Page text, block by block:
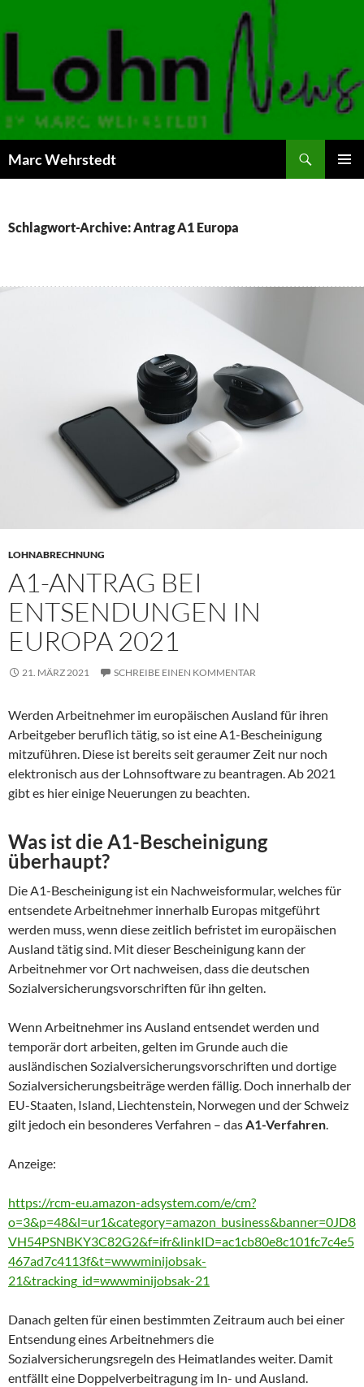
Marc Wehrstedt
Schlagwort-Archive: Antrag A1 Europa
LOHNABRECHNUNG
A1-ANTRAG BEI
ENTSENDUNGEN IN
EUROPA 2021
21. MÄRZ 2021 SCHREIBE EINEN KOMMENTAR
Werden Arbeitnehmer im europäischen Ausland für ihren
Arbeitgeber beruflich tätig, so ist eine A1-Bescheinigung
mitzuführen. Diese ist bereits seit geraumer Zeit nur noch
elektronisch aus der Lohnsoftware zu beantragen. Ab 2021
gibt es hier einige Neuerungen zu beachten.
Was ist die A1-Bescheinigung
überhaupt?
Die A1-Bescheinigung ist ein Nachweisformular, welches für
entsendete Arbeitnehmer innerhalb Europas mitgeführt
werden muss, wenn diese zeitlich befristet im europäischen
Ausland tätig sind. Mit dieser Bescheinigung kann der
Arbeitnehmer vor Ort nachweisen, dass die deutschen
Sozialversicherungsvorschriften für ihn gelten.
Wenn Arbeitnehmer ins Ausland entsendet werden und
temporär dort arbeiten, gelten im Grunde auch die
ausländischen Sozialversicherungsvorschriften und dortige
Sozialversicherungsbeiträge werden fällig. Doch innerhalb der
EU-Staaten, Island, Liechtenstein, Norwegen und der Schweiz
gilt jedoch ein besonderes Verfahren – das A1-Verfahren
Anzeige:
https://rcm-eu.amazon-adsystem.com/e/cm?
o=3&p=48&l=ur1&category=amazon_business&banner=0JD8
VH54PSNBKY3C82G2&f=ifr&linkID=ac1cb80e8c101fc7c4e5
467ad7c4113f&t=wwwminijobsak-
21&tracking_id=wwwminijobsak-21
Danach gelten für einen bestimmten Zeitraum auch bei einer
Entsendung eines Arbeitnehmers die
Sozialversicherungsregeln des Heimatlandes weiter. Damit
entfällt eine Doppelverbeitragung im In- und Ausland.